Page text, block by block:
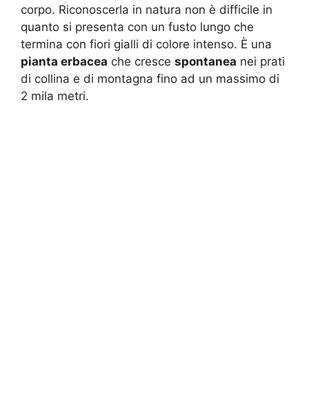
corpo. Riconoscerla in natura non è difficile in
quanto si presenta con un fusto lungo che
termina con fiori gialli di colore intenso. È una
pianta erbacea che cresce spontanea nei prati
di collina e di montagna fino ad un massimo di
2 mila metri.